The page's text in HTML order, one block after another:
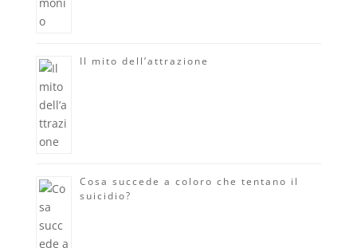
Il mito dell’attrazione
Cosa succede a coloro che tentano il
suicidio?